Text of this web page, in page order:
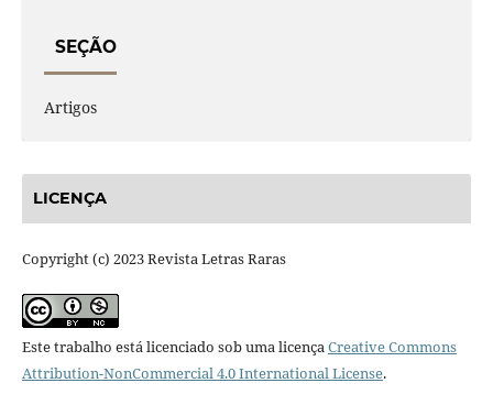
SEÇÃO
Artigos
LICENÇA
Copyright (c) 2023 Revista Letras Raras
Este trabalho está licenciado sob uma licençaCreative Commons
Attribution-NonCommercial 4.0 International License.